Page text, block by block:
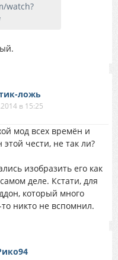
watch?
ложь
в 15:25
мод всех времён и
чести, не так ли?
изобразить его как
деле. Кстати, для
который много
никто не вспомнил.